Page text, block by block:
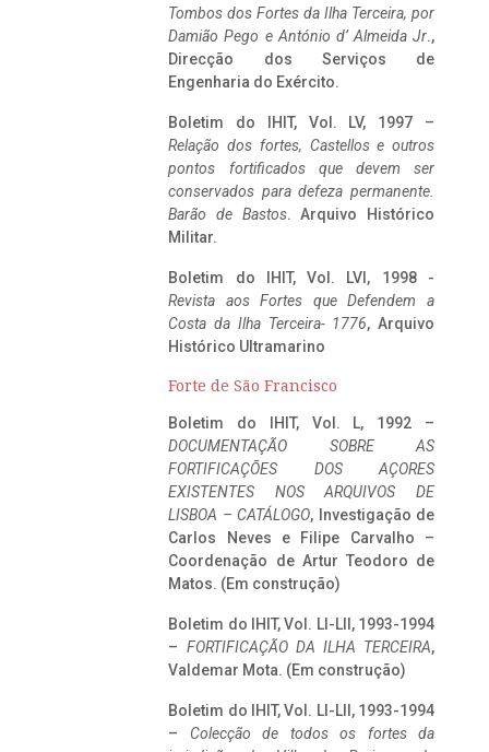
Tombos dos Fortes da Ilha Terceira, por
Damião Pego e António d’ Almeida Jr.,
Direcção dos Serviços de
Engenharia do Exército.
Boletim do IHIT, Vol. LV, 1997 –
Relação dos fortes, Castellos e outros
pontos fortificados que devem ser
conservados para defeza permanente.
Barão de Bastos. Arquivo Histórico
Militar.
Boletim do IHIT, Vol. LVI, 1998 -
Revista aos Fortes que Defendem a
Costa da Ilha Terceira- 1776, Arquivo
Histórico Ultramarino
Forte de São Francisco
Boletim do IHIT, Vol. L, 1992 –
DOCUMENTAÇÃO SOBRE AS
FORTIFICAÇÕES DOS AÇORES
EXISTENTES NOS ARQUIVOS DE
LISBOA – CATÁLOGO, Investigação de
Carlos Neves e Filipe Carvalho –
Coordenação de Artur Teodoro de
Matos. (Em construção)
Boletim do IHIT, Vol. LI-LII, 1993-1994
– FORTIFICAÇÃO DA ILHA TERCEIRA,
Valdemar Mota. (Em construção)
Boletim do IHIT, Vol. LI-LII, 1993-1994
– Colecção de todos os fortes da